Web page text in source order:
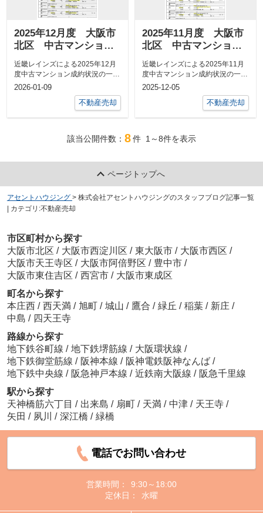
2025年12月度 大阪市
北区 中古マンション
近畿レインズによる2025年12月
度中古マンション成約状況の一覧
表を掲載いたします。現在の中古
2026-01-09
不動産売却
2025年11月度 大阪市
北区 中古マンション
近畿レインズによる2025年11月
度中古マンション成約状況の一覧
表を掲載いたします。現在の中古
2025-12-05
不動産売却
該当公開件数： 8件 1～8件を表示
ページトップへ
アセントハウジング > 株式会社アセントハウジングのスタッフブログ記事一覧
| カテゴリ:不動産売却
市区町村から探す
大阪市北区 / 大阪市西淀川区 / 東大阪市 / 大阪市西区 /
大阪市天王寺区 / 大阪市阿倍野区 / 豊中市 /
大阪市東住吉区 / 西宮市 / 大阪市東成区
町名から探す
本庄西 / 西天満 / 旭町 / 城山 / 鷹合 / 緑丘 / 稲葉 / 新庄 /
中島 / 四天王寺
路線から探す
地下鉄谷町線 / 地下鉄堺筋線 / 大阪環状線 /
地下鉄御堂筋線 / 阪神本線 / 阪神電鉄阪神なんば /
地下鉄中央線 / 阪急神戸本線 / 近鉄南大阪線 / 阪急千里線
駅から探す
天神橋筋六丁目 / 出来島 / 扇町 / 天満 / 中津 / 天王寺 /
矢田 / 夙川 / 深江橋 / 緑橋
電話でお問い合わせ
営業時間：
9:30～18:00
定休日：
水曜